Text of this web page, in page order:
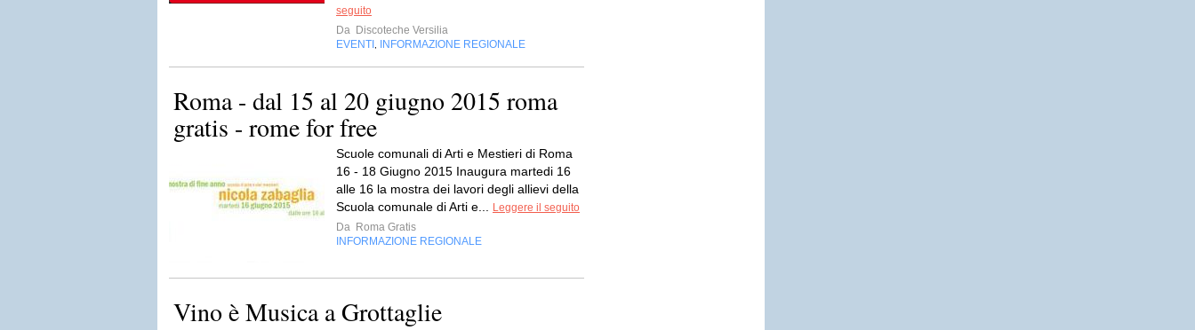
seguito
Da Discoteche Versilia
EVENTI
INFORMAZIONE REGIONALE
Roma - dal 15 al 20 giugno 2015 roma
gratis - rome for free
Scuole comunali di Arti e Mestieri di Roma
16 - 18 Giugno 2015 Inaugura martedi 16
alle 16 la mostra dei lavori degli allievi della
Scuola comunale di Arti e...
Leggere il seguito
Da Roma Gratis
INFORMAZIONE REGIONALE
Vino è Musica a Grottaglie